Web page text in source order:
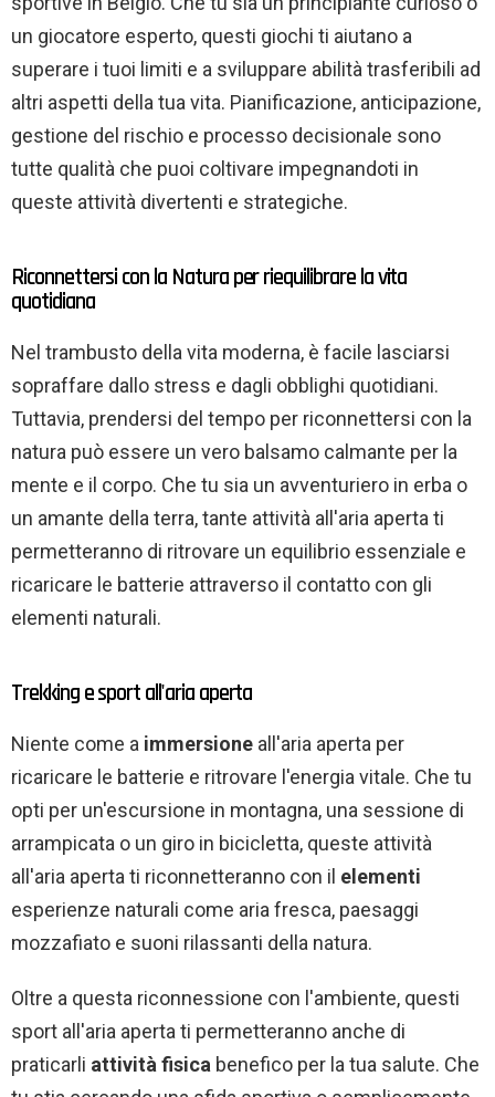
un giocatore esperto, questi giochi ti aiutano a
superare i tuoi limiti e a sviluppare abilità trasferibili ad
altri aspetti della tua vita. Pianificazione, anticipazione,
gestione del rischio e processo decisionale sono
tutte qualità che puoi coltivare impegnandoti in
queste attività divertenti e strategiche.
Riconnettersi con la Natura per riequilibrare la vita
quotidiana
Nel trambusto della vita moderna, è facile lasciarsi
sopraffare dallo stress e dagli obblighi quotidiani.
Tuttavia, prendersi del tempo per riconnettersi con la
natura può essere un vero balsamo calmante per la
mente e il corpo. Che tu sia un avventuriero in erba o
un amante della terra, tante attività all'aria aperta ti
permetteranno di ritrovare un equilibrio essenziale e
ricaricare le batterie attraverso il contatto con gli
elementi naturali.
Trekking e sport all'aria aperta
Niente come a immersione all'aria aperta per
ricaricare le batterie e ritrovare l'energia vitale. Che tu
opti per un'escursione in montagna, una sessione di
arrampicata o un giro in bicicletta, queste attività
all'aria aperta ti riconnetteranno con il elementi
esperienze naturali come aria fresca, paesaggi
mozzafiato e suoni rilassanti della natura.
Oltre a questa riconnessione con l'ambiente, questi
sport all'aria aperta ti permetteranno anche di
praticarli attività fisica benefico per la tua salute. Che